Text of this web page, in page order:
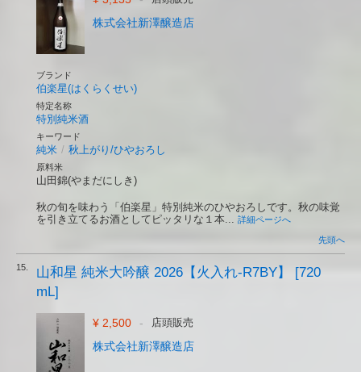
株式会社新澤醸造店
ブランド
伯楽星(はくらくせい)
特定名称
特別純米酒
キーワード
純米 / 秋上がり/ひやおろし
原料米
山田錦(やまだにしき)
秋の旬を味わう「伯楽星」特別純米のひやおろしです。秋の味覚
を引き立てるお酒としてピッタリな１本... 詳細ページへ
先頭へ
15.
山和星 純米大吟醸 2026【火入れ-R7BY】 [720
mL]
¥ 2,500 - 店頭販売
株式会社新澤醸造店